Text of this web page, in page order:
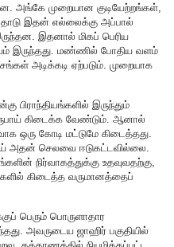
அங்கே முறையான குடியேற்றங்கள்,
இதன் எல்லைக்கு அப்பால்
இதனால் மிகப் பெரிய
இருந்தது. மண்ணில் போதிய வளம்
அடிக்கடி ஏற்படும். முறையாக
பிராந்தியங்களில் இருந்தும்
கிடைக்க வேண்டும். ஆனால்
ஒரு கோடி மட்டுமே கிடைத்தது.
அதன் செலவை ஈடுகட்டவில்லை.
நிர்வாகத்துக்கு உதவுவதற்கு,
கிடைத்த வருமானத்தைப்
பெரும் பொருளாதார
அவருடைய ஜாஹிர் பகுதியில்